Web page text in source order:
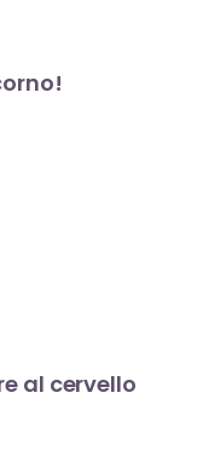
al cervello